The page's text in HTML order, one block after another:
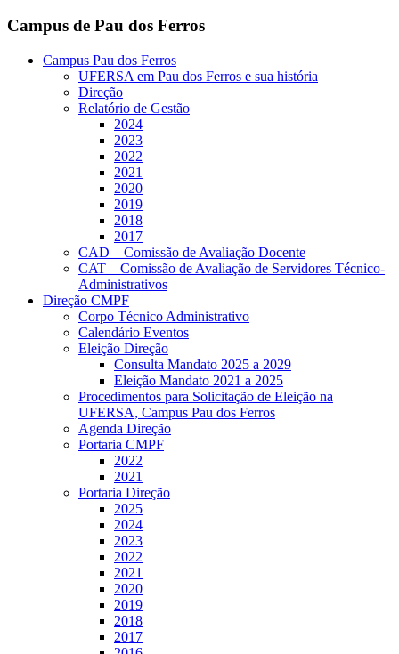
Campus de Pau dos Ferros
Campus Pau dos Ferros
UFERSA em Pau dos Ferros e sua história
Direção
Relatório de Gestão
2024
2023
2022
2021
2020
2019
2018
2017
CAD – Comissão de Avaliação Docente
CAT – Comissão de Avaliação de Servidores Técnico-
Administrativos
Direção CMPF
Corpo Técnico Administrativo
Calendário Eventos
Eleição Direção
Consulta Mandato 2025 a 2029
Eleição Mandato 2021 a 2025
Procedimentos para Solicitação de Eleição na
UFERSA, Campus Pau dos Ferros
Agenda Direção
Portaria CMPF
2022
2021
Portaria Direção
2025
2024
2023
2022
2021
2020
2019
2018
2017